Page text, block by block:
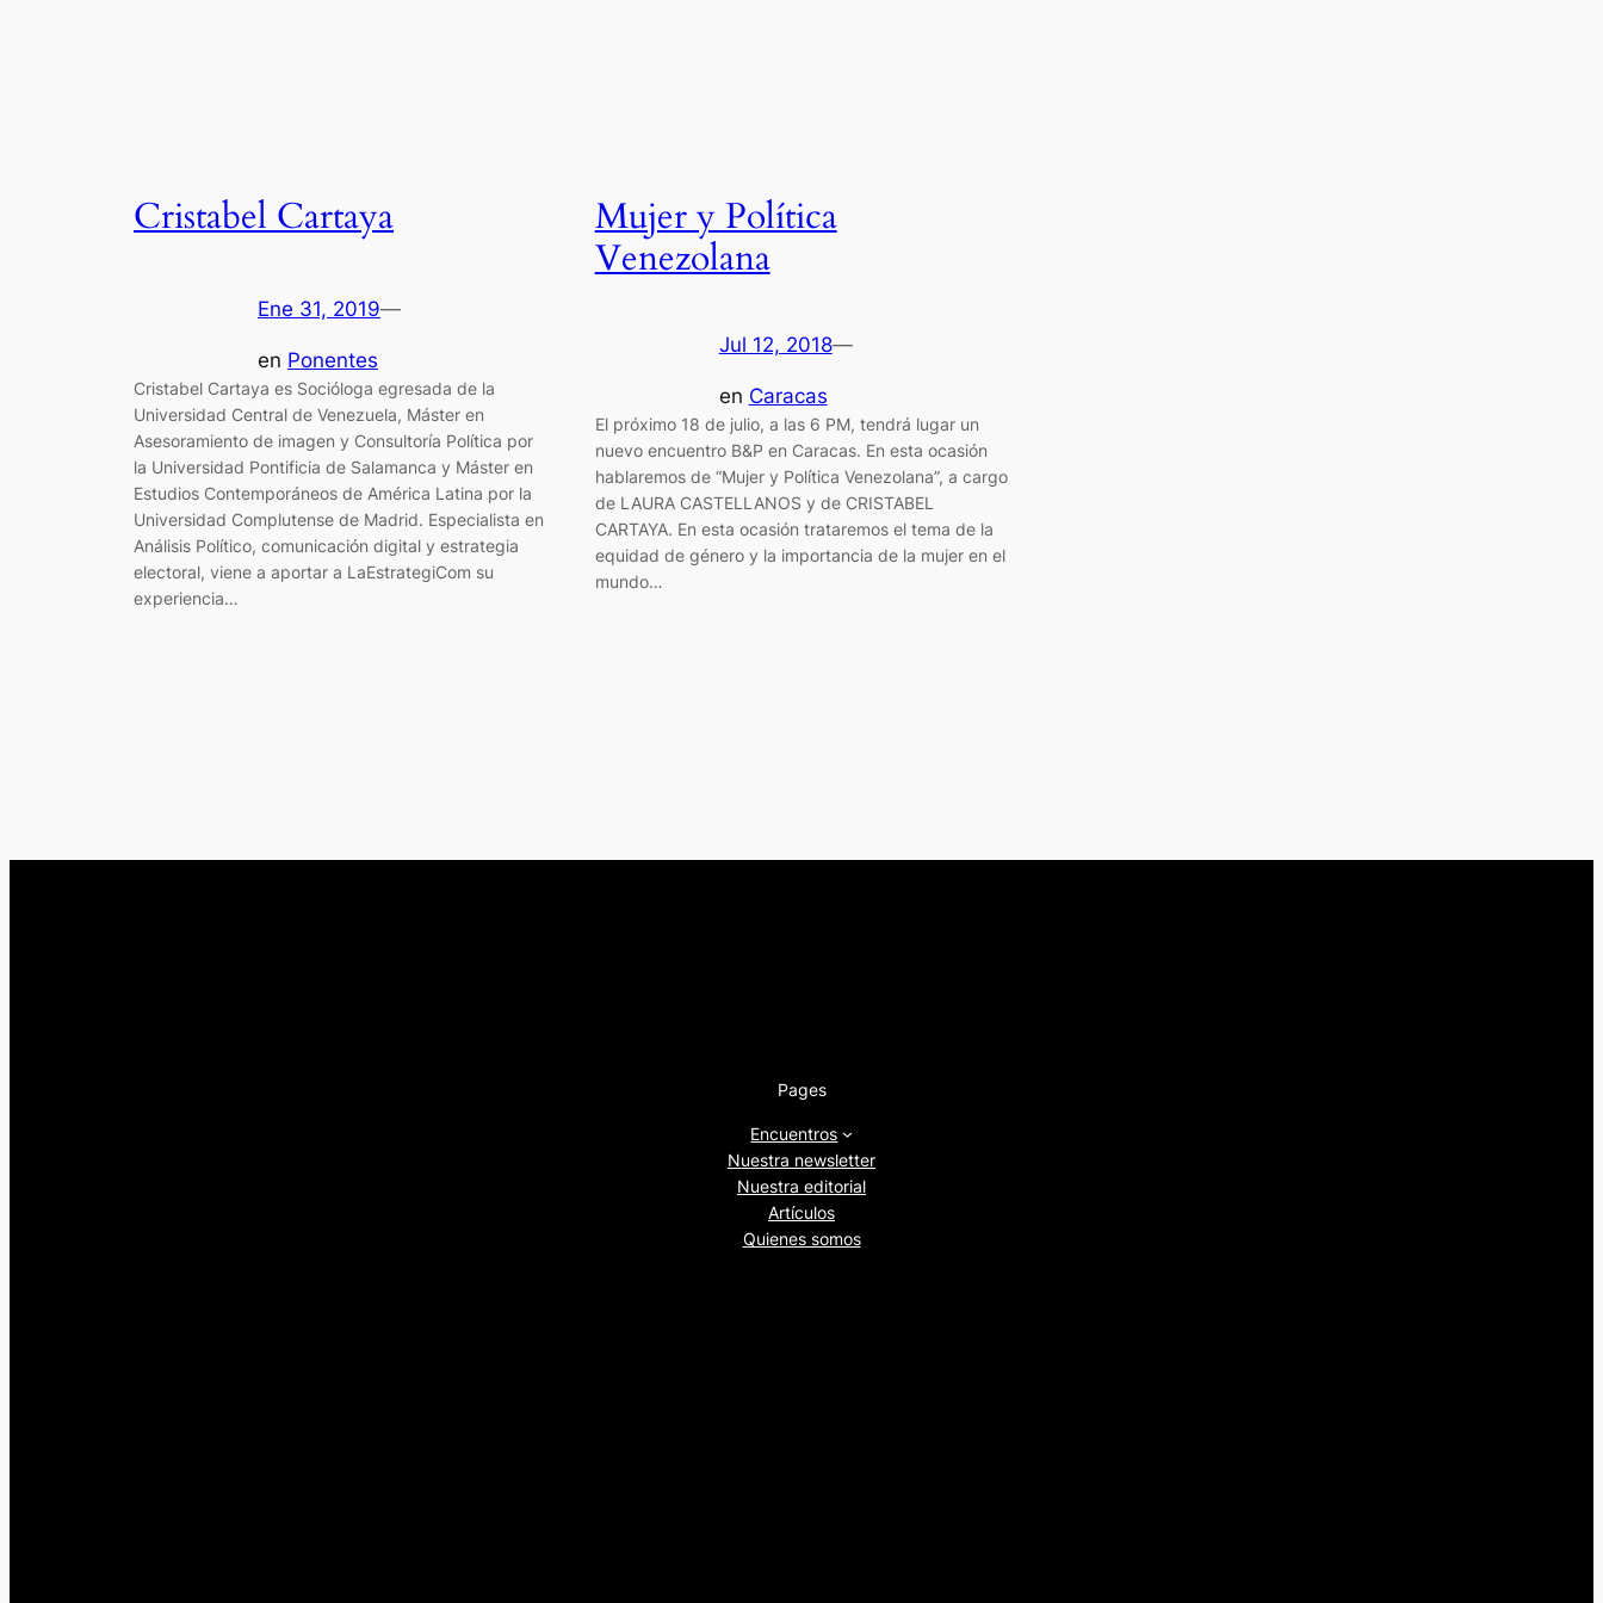
Cristabel Cartaya
Ene 31, 2019—
en Ponentes
Cristabel Cartaya es Socióloga egresada de la
Universidad Central de Venezuela, Máster en
Asesoramiento de imagen y Consultoría Política por
la Universidad Pontificia de Salamanca y Máster en
Estudios Contemporáneos de América Latina por la
Universidad Complutense de Madrid. Especialista en
Análisis Político, comunicación digital y estrategia
electoral, viene a aportar a LaEstrategiCom su
experiencia…
Mujer y Política
Venezolana
Jul 12, 2018—
en Caracas
El próximo 18 de julio, a las 6 PM, tendrá lugar un
nuevo encuentro B&P en Caracas. En esta ocasión
hablaremos de “Mujer y Política Venezolana”, a cargo
de LAURA CASTELLANOS y de CRISTABEL
CARTAYA. En esta ocasión trataremos el tema de la
equidad de género y la importancia de la mujer en el
mundo…
Pages
Encuentros
Nuestra newsletter
Nuestra editorial
Artículos
Quienes somos